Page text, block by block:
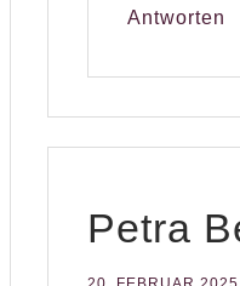
Antworten
Petra